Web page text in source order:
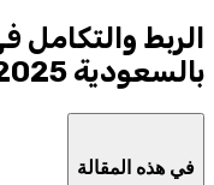
الربط والتكامل
بالسعودية 2025
في هذه المقالة